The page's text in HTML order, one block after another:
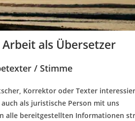
als Übersetzer
/ Stimme
Korrektor oder Texter
als juristische Person mit uns
alle bereitgestellten Informationen